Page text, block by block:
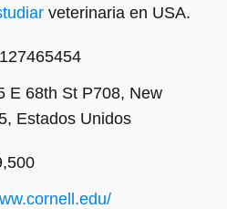
veterinaria en USA.
E 68th St P708, New
Estados Unidos